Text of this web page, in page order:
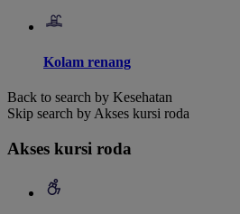
Kolam renang
Back to search by Kesehatan
Skip search by Akses kursi roda
Akses kursi roda